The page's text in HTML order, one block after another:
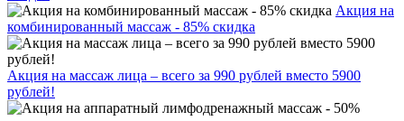
Акция на
комбинированный массаж - 85% скидка
Акция на массаж лица – всего за 990 рублей вместо 5900
рублей!